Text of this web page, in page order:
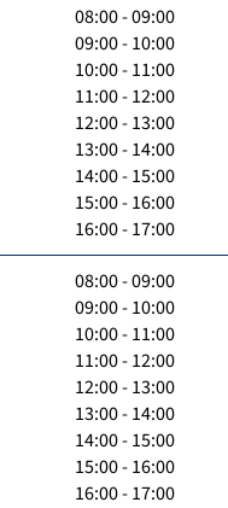
08:00 - 09:00
09:00 - 10:00
10:00 - 11:00
11:00 - 12:00
12:00 - 13:00
13:00 - 14:00
14:00 - 15:00
15:00 - 16:00
16:00 - 17:00
08:00 - 09:00
09:00 - 10:00
10:00 - 11:00
11:00 - 12:00
12:00 - 13:00
13:00 - 14:00
14:00 - 15:00
15:00 - 16:00
16:00 - 17:00